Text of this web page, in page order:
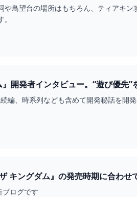
鳥望台の場所はもちろん、ティアキ
発者インタビュー。“遊び優先”
、時系列なども含めて開発秘話を開
キングダム』の発売時期に合わせ
ログです